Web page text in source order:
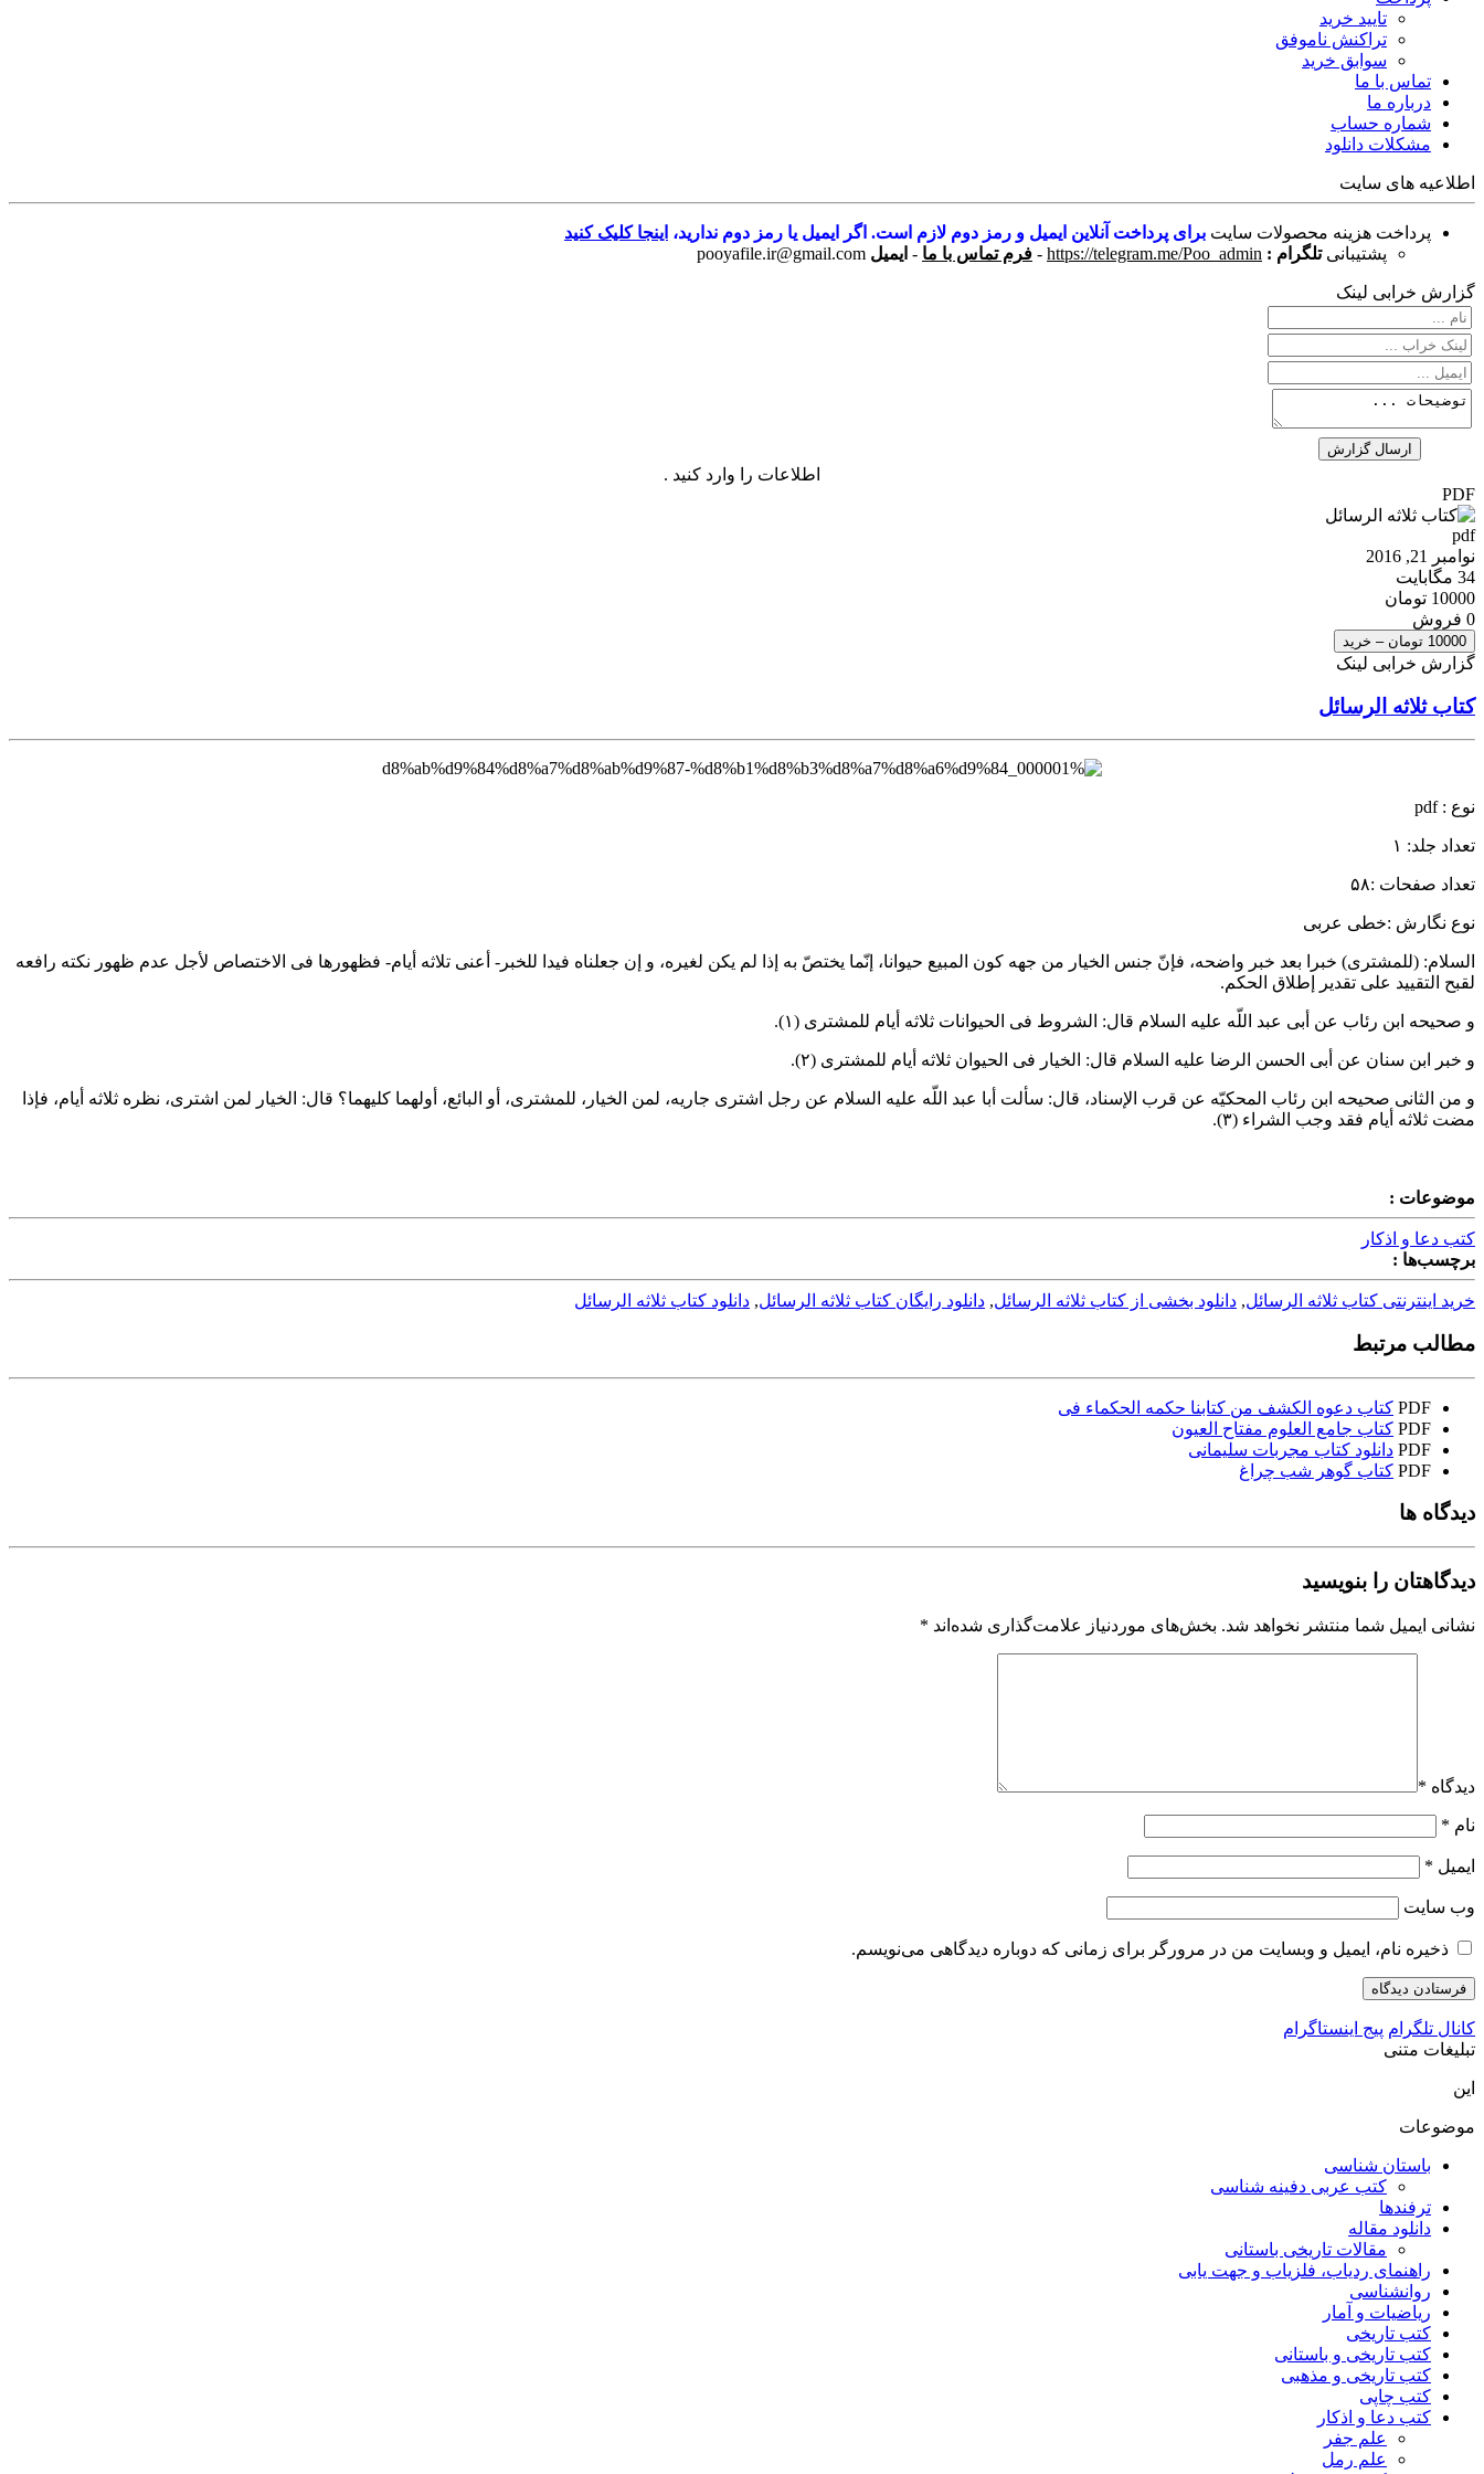
تایید خرید
تراکنش ناموفق
سوابق خرید
تماس با ما
درباره ما
شماره حساب
مشکلات دانلود
اطلاعیه های سایت
پرداخت هزینه محصولات سایت برای پرداخت آنلاین ایمیل و رمز دوم لازم است. اگر ایمیل یا رمز دوم ندارید، اینجا کلیک کنید
پشتیبانی تلگرام : https://telegram.me/Poo_admin
- فرم تماس با ما - ایمیل pooyafile.ir@gmail.com
گزارش خرابی لینک
اطلاعات را وارد کنید .
PDF
pdf
نوامبر 21, 2016
34 مگابایت
10000 تومان
0 فروش
10000 تومان – خرید
گزارش خرابی لینک
کتاب ثلاثه الرسائل
نوع : pdf
تعداد جلد: ۱
تعداد صفحات :۵۸
نوع نگارش :خطی عربی
السلام: (للمشتری) خبرا بعد خبر واضحه، فإنّ جنس الخیار من جهه کون المبیع حیوانا، إنّما یختصّ به إذا لم یکن لغیره، و إن جعلناه فیدا للخبر- أعنی تلاثه أیام- فظهورها فی الاختصاص لأجل عدم ظهور نکته رافعه
لقبح التقیید علی تقدیر إطلاق الحکم.
و صحیحه ابن رئاب عن أبی عبد اللّه علیه السلام قال: الشروط فی الحیوانات ثلاثه أیام للمشتری (۱) .
و خبر ابن سنان عن أبی الحسن الرضا علیه السلام قال: الخیار فی الحیوان ثلاثه أیام للمشتری (۲) .
و من الثانی صحیحه ابن رئاب المحکیّه عن قرب الإسناد، قال: سألت أبا عبد اللّه علیه السلام عن رجل اشتری جاریه، لمن الخیار، للمشتری، أو البائع، أولهما کلیهما؟ قال: الخیار لمن اشتری، نظره ثلاثه أیام، فإذا
مضت ثلاثه أیام فقد وجب الشراء (۳) .
موضوعات :
کتب دعا و اذکار
برچسب‌ها :
خرید اینترنتی کتاب ثلاثه الرسائل, دانلود بخشی از کتاب ثلاثه الرسائل, دانلود رایگان کتاب ثلاثه الرسائل, دانلود کتاب ثلاثه الرسائل
مطالب مرتبط
PDF کتاب دعوه الکشف من کتابنا حکمه الحکماء فى
PDF کتاب جامع العلوم مفتاح العیون
PDF دانلود کتاب مجربات سلیمانی
PDF کتاب گوهر شب چراغ
دیدگاه ها
دیدگاهتان را بنویسید
نشانی ایمیل شما منتشر نخواهد شد. بخش‌های موردنیاز علامت‌گذاری شده‌اند *
دیدگاه *
نام *
ایمیل *
وب‌ سایت
ذخیره نام، ایمیل و وبسایت من در مرورگر برای زمانی که دوباره دیدگاهی می‌نویسم.
کانال تلگرام پیج اینستاگرام
تبلیغات متنی
این
موضوعات
باستان شناسی
کتب عربی دفینه شناسی
ترفندها
دانلود مقاله
مقالات تاریخی باستانی
راهنمای ردیاب، فلزیاب و جهت یابی
روانشناسی
ریاضیات و آمار
کتب تاریخی
کتب تاریخی و باستانی
کتب تاریخی و مذهبی
کتب چاپی
کتب دعا و اذکار
علم جفر
علم رمل